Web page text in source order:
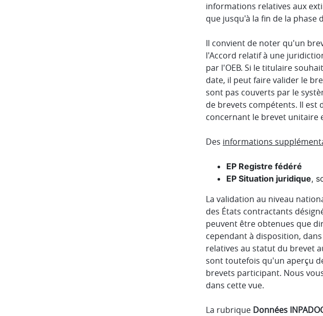
informations relatives aux
que jusqu'à la fin de la phase
Il convient de noter qu'un
l'Accord relatif à une
par l'OEB. Si le titulaire
date, il peut faire valider le
sont pas couverts par le
de brevets compétents. Il est
concernant le brevet unitaire
Des informations
EP Registre fédéré
EP Situation juridique,
La validation au niveau
des États contractants
peuvent être obtenues que
cependant à disposition,
relatives au statut du brevet
sont toutefois qu'un aperçu
brevets participant. Nous
dans cette vue.
La rubrique Données